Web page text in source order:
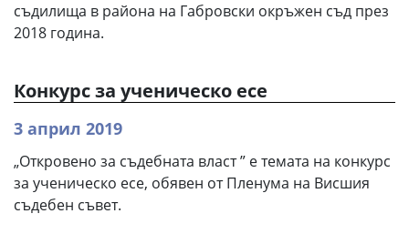
съдилища в района на Габровски окръжен съд през
2018 година.
Конкурс за ученическо есе
3 април 2019
„Откровено за съдебната власт ” е темата на конкурс
за ученическо есе, обявен от Пленума на Висшия
съдебен съвет.